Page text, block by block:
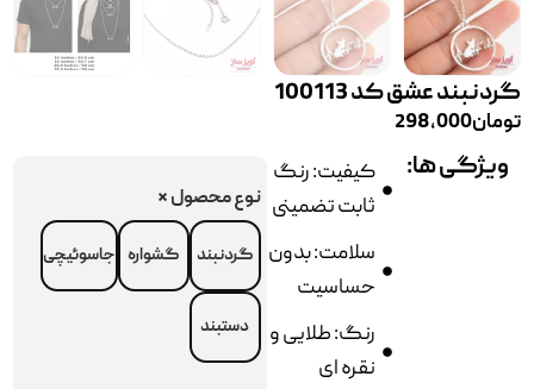
گردنبند عشق کد 100113
تومان298,000
ویژگی ها:
کیفیت: رنگ
ثابت تضمینی
سلامت: بدون
حساسیت
رنگ: طلایی و
نقره ای
نوع محصول*
گردنبند گشواره جاسوئیچی
دستبند